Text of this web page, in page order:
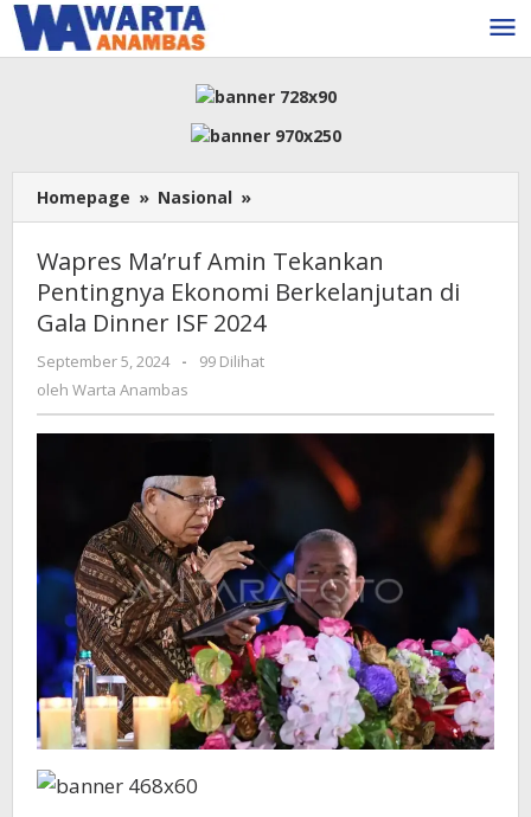
Lewati
ke
konten
Homepage » Nasional »
Ma’ruf
Tekankan
Pentingnya
Ekonomi
di
Dinner
Wapres Ma’ruf Amin Tekankan
Pentingnya Ekonomi Berkelanjutan di
Gala Dinner ISF 2024
September 5, 2024
oleh
-
99 Dilihat
oleh Warta Anambas